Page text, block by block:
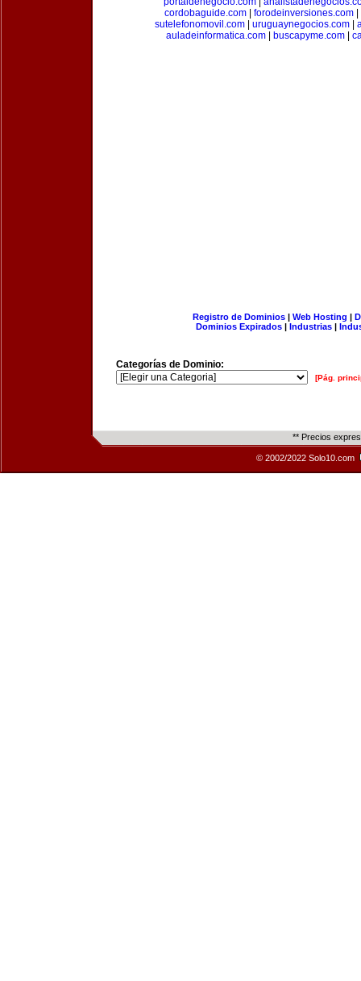
cordobaguide.com
forodeinversiones.com
sutelefonomovil.com| uruguaynegocios.com|
auladeinformatica.com| buscapyme.com|
Registro de Dominios| Web Hosting |
Dominios Expirados | Industrias |
Categorías de Dominio:
[Pág.
** Precios
© 2002/2022 Solo10.com